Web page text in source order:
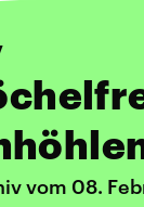
vom 08.